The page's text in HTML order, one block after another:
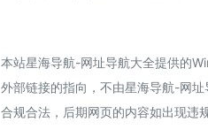
本站星海导航-网址导航大全提供的
外部链接的指向，不由星海导航-网
合规合法，后期网页的内容如出现违